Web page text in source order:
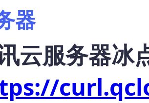
器
云服务器冰